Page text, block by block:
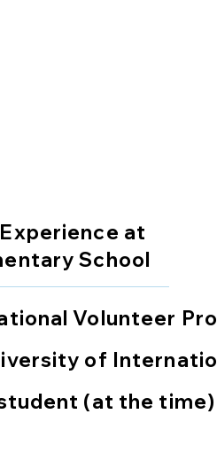
at
School
Volunteer
of
(at the time)